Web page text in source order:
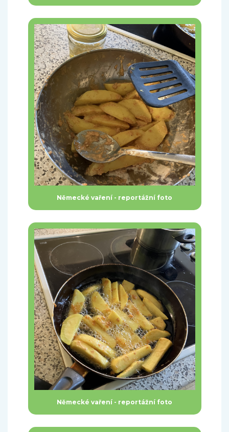
Německé vaření - reportážní foto
Německé vaření - reportážní foto